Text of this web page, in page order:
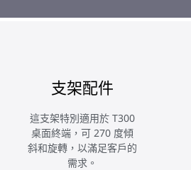
支架配件
這支架特別適用於 T300
桌面終端，可 270 度傾
斜和旋轉，以滿足客戶的
需求。